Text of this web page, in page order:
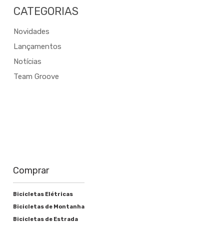
CATEGORIAS
Novidades
Lançamentos
Notícias
Team Groove
Comprar
Bicicletas Elétricas
Bicicletas de Montanha
Bicicletas de Estrada